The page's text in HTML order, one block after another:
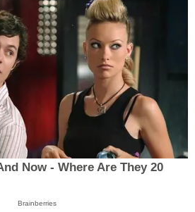
Now - Where Are They 20
Brainberries